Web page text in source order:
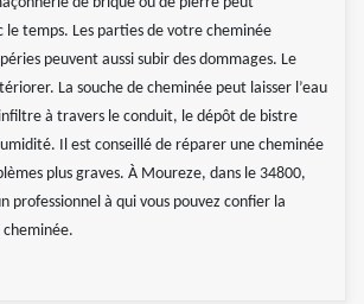
le temps. Les parties de votre cheminée
peuvent aussi subir des dommages. Le
La souche de cheminée peut laisser l’eau
à travers le conduit, le dépôt de bistre
Il est conseillé de réparer une cheminée
plus graves. À Moureze, dans le 34800,
professionnel à qui vous pouvez confier la